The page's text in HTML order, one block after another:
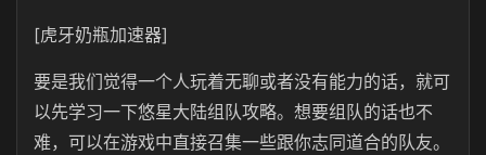
[虎牙奶瓶加速器]
要是我们觉得一个人玩着无聊或者没有能力的话，就可
以先学习一下悠星大陆组队攻略。想要组队的话也不
难，可以在游戏中直接召集一些跟你志同道合的队友。